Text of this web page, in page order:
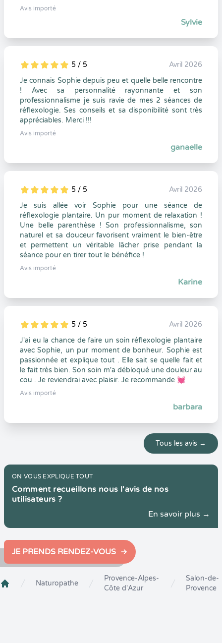
Avis importé
Sylvie
5
1
5
0 5 / 5
Avril 2026
Je connais Sophie depuis peu et quelle belle rencontre
! Avec sa personnalité rayonnante et son
professionnalisme je suis ravie de mes 2 séances de
réflexologie. Ses conseils et sa disponibilité sont très
appréciables. Merci !!!
Avis importé
ganaelle
5
1
5
0 5 / 5
Avril 2026
Je suis allée voir Sophie pour une séance de
réflexologie plantaire. Un pur moment de relaxation !
Une belle parenthèse ! Son professionnalisme, son
naturel et sa douceur favorisent vraiment le bien-être
et permettent un véritable lâcher prise pendant la
séance pour en tirer tout le bénéfice !
Avis importé
Karine
5
1
5
0 5 / 5
Avril 2026
J'ai eu la chance de faire un soin réflexologie plantaire
avec Sophie, un pur moment de bonheur. Sophie est
passionnée et explique tout . Elle sait se quelle fait et
le fait très bien. Son soin m'a débloqué une douleur au
cou . Je reviendrai avec plaisir. Je recommande 💓
Avis importé
barbara
Tous les avis →
ON VOUS EXPLIQUE TOUT
Comment recueillons nous l'avis de nos
utilisateurs ?
En savoir plus →
JE PRENDS RENDEZ-VOUS
Naturopathe
Provence-Alpes-
Côte d'Azur
Salon-de-
Provence